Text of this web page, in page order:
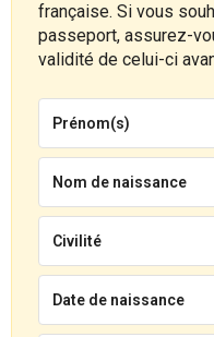
française. Si vous
passeport, assurez-
validité de celui-ci
Prénom(s)
Nom de naissance
Civilité
Date de naissance